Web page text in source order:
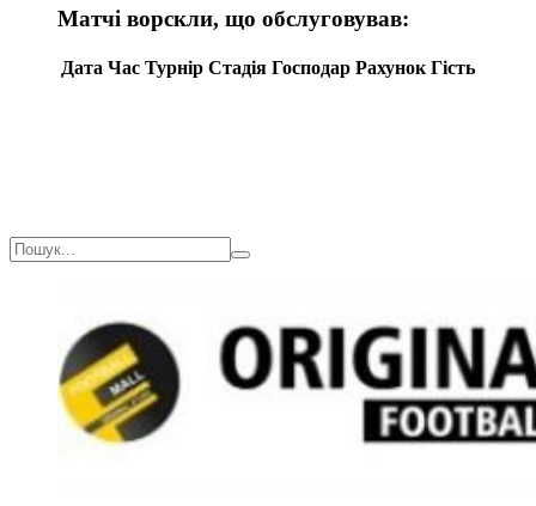
Матчі ворскли, що обслуговував:
Дата Час Турнір Стадія Господар Рахунок Гість